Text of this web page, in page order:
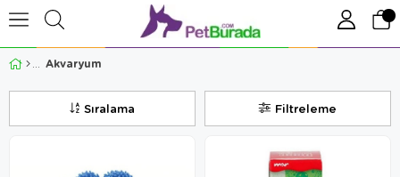
Akvaryum
Filtreleme
Sıralama